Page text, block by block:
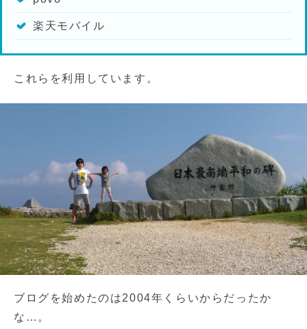
楽天モバイル
これらを利用しています。
ブログを始めたのは2004年くらいからだったか
な…。